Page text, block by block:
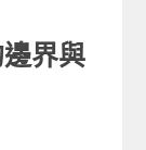
界與